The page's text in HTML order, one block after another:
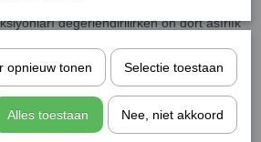
değerlendirilirken on dört asırlık
neleri, ne ölçüde miras aldığı
İlber Ortaylı,
Osmanlı Devleti’nde
kadıların tarihini ve yargı görevlerini,
bölgesini, yardımcılarını, diğer
ilişkisini ve Osmanlı mahkemelerinin
opnieuw tonen Selectie toestaan
Alles toestaan Nee, niet akkoord